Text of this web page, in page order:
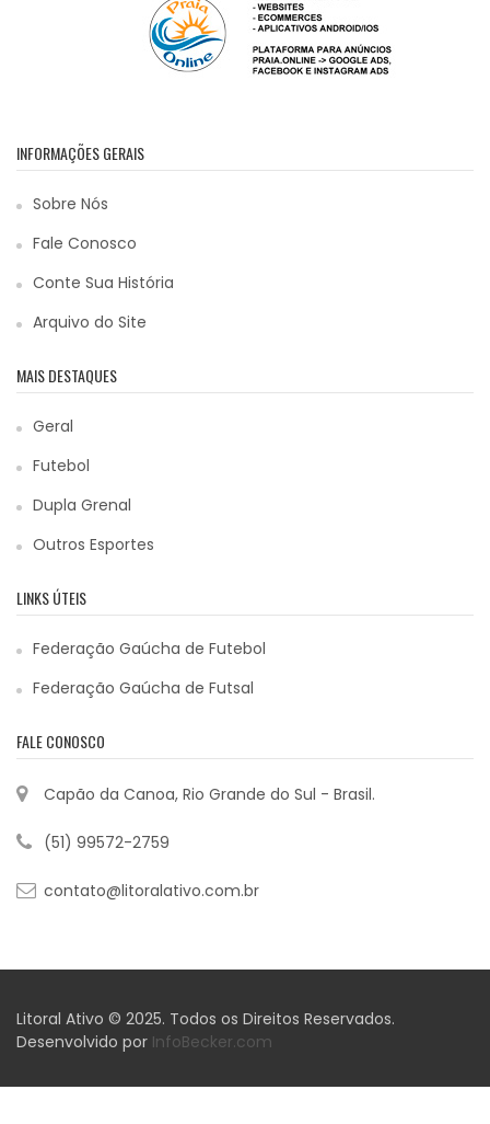
INFORMAÇÕES GERAIS
Sobre Nós
Fale Conosco
Conte Sua História
Arquivo do Site
MAIS DESTAQUES
Geral
Futebol
Dupla Grenal
Outros Esportes
LINKS ÚTEIS
Federação Gaúcha de Futebol
Federação Gaúcha de Futsal
FALE CONOSCO
Capão da Canoa, Rio Grande do Sul - Brasil.
(51) 99572-2759
contato@litoralativo.com.br
Litoral Ativo © 2025. Todos os Direitos Reservados.
Desenvolvido por InfoBecker.com